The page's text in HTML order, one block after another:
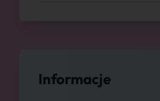
Informacje